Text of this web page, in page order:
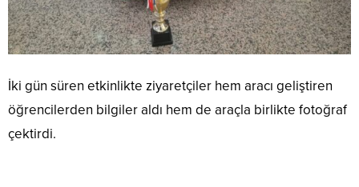
İki gün süren etkinlikte ziyaretçiler hem aracı geliştiren
öğrencilerden bilgiler aldı hem de araçla birlikte fotoğraf
çektirdi.